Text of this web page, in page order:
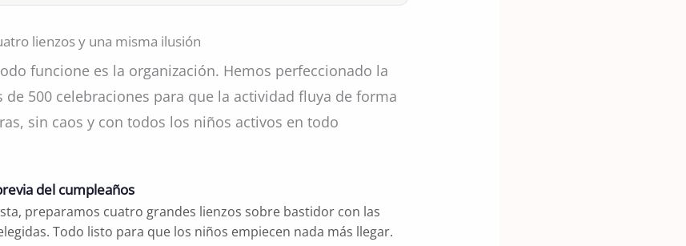
lienzos y una misma ilusión
funcione es la organización. Hemos perfeccionado la
de 500 celebraciones para que la actividad fluya de forma
sin caos y con todos los niños activos en todo
del cumpleaños
preparamos cuatro grandes lienzos sobre bastidor con las
Todo listo para que los niños empiecen nada más llegar.